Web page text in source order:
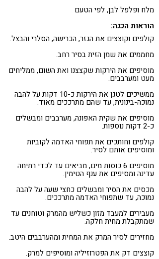
מלח ופלפל לבן, לפי הטעם
הוראות הכנה:
קולפים וקוצצים את הגזר, הכרישה, הסלרי והבצל.
מחממים את שמן הזית בסיר רחב.
מוסיפים את הירקות שקצצנו ואת השום, ממליחים
מעט ומערבבים.
ממשיכים לטגן את הירקות כ-10 דקות על להבה
נמוכה-בינונית, עד שהם מתרככים מאוד.
מוסיפים את שקית האפונה, מערבבים ומבשלים
כ-2 דקות נוספות.
קולפים וחותכים את תפוחי האדמה לקוביות
ומוסיפים אותם לסיר.
מוסיפים 6 כוסות מים, מביאים עד לכדי רתיחה
עדינה ומסיפים את ענף הטימין.
מכסים את הסיר ומבשלים כחצי שעה על להבה
נמוכה, עד שתפוחי האדמה מתרככים.
מעבירים למעבד מזון כשליש מהמרק וטוחנים עד
שמתקבלת מחית חלקה.
מחזירים לסיר המרק את המחית ומהערבבים היטב.
קוצצים דק את הפטרוזיליה ומוסיפים למרק.